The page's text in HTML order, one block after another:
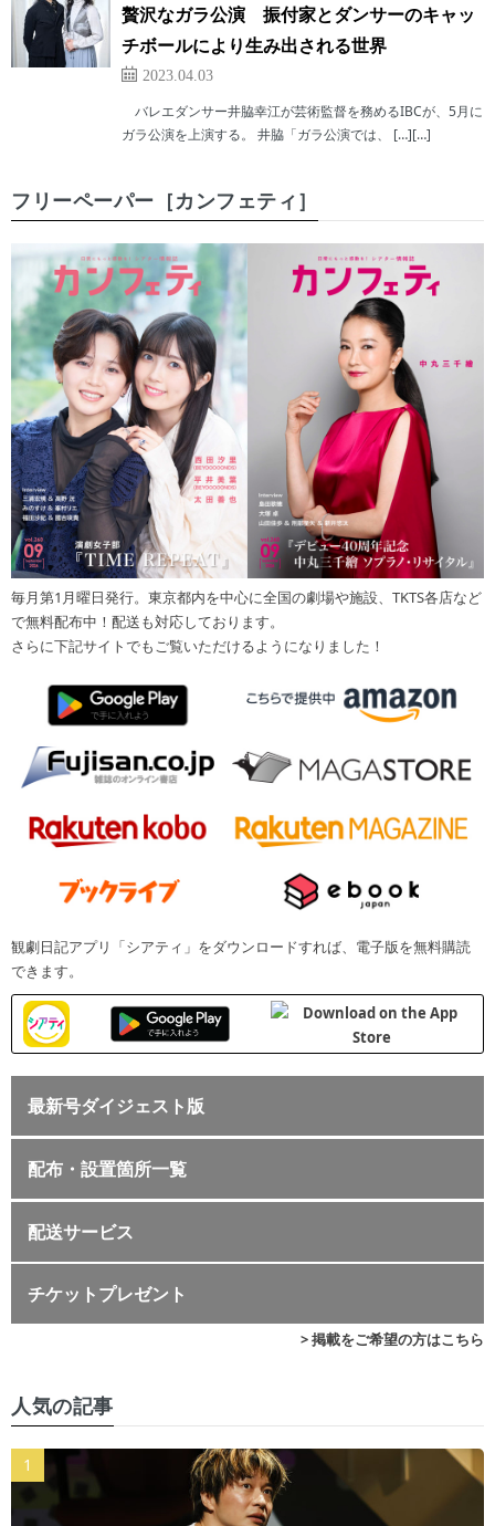
贅沢なガラ公演 振付家とダンサーのキャッ
チボールにより生み出される世界
2023.04.03
バレエダンサー井脇幸江が芸術監督を務めるIBCが、5月に
ガラ公演を上演する。 井脇「ガラ公演では、 […][…]
フリーペーパー［カンフェティ］
毎月第1月曜日発行。東京都内を中心に全国の劇場や施設、TKTS各店など
で無料配布中！配送も対応しております。
さらに下記サイトでもご覧いただけるようになりました！
観劇日記アプリ「シアティ」をダウンロードすれば、電子版を無料購読
できます。
最新号ダイジェスト版
配布・設置箇所一覧
配送サービス
チケットプレゼント
> 掲載をご希望の方はこちら
人気の記事